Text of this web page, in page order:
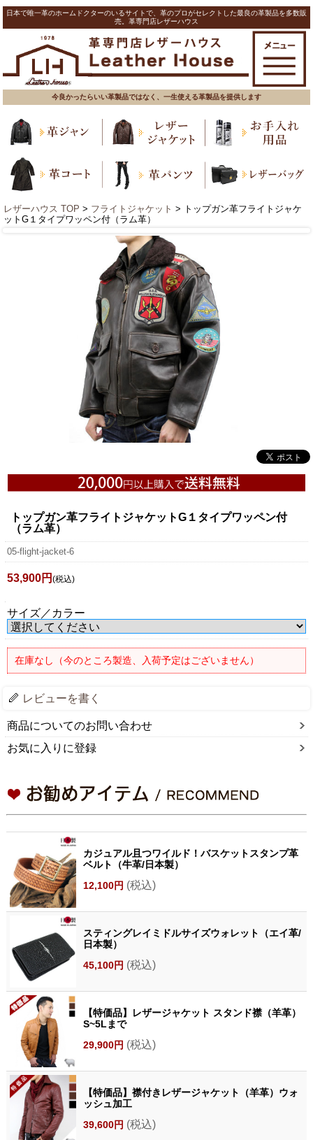
日本で唯一革のホームドクターのいるサイトで、革のプロがセレクトした最良の革製品を多数販
売。革専門店レザーハウス
今良かったらいい革製品ではなく、一生使える革製品を提供します
レザーハウス TOP > フライトジャケット > トップガン革フライトジャケ
ットG１タイプワッペン付（ラム革）
トップガン革フライトジャケットG１タイプワッペン付
（ラム革）
05-flight-jacket-6
53,900円 (税込)
サイズ／カラー
在庫なし（今のところ製造、入荷予定はございません）
レビューを書く
商品についてのお問い合わせ
お気に入りに登録
カジュアル且つワイルド！バスケットスタンプ革
ベルト（牛革/日本製）
12,100円 (税込)
スティングレイミドルサイズウォレット（エイ革/
日本製）
45,100円 (税込)
【特価品】レザージャケット スタンド襟（羊革）
S~5Lまで
29,900円 (税込)
【特価品】襟付きレザージャケット（羊革）ウォ
ッシュ加工
39,600円 (税込)